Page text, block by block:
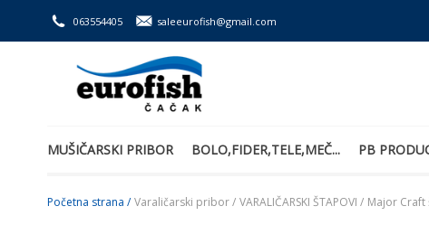
063554405 saleeurofish@gmail.com
MUŠIČARSKI PRIBOR BOLO,FIDER,TELE,MEČ... PB
Početna strana / Varaličarski pribor / VARALIČARSKI ŠTAPOVI / Major